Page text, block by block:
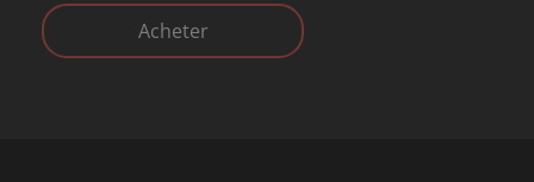
Acheter